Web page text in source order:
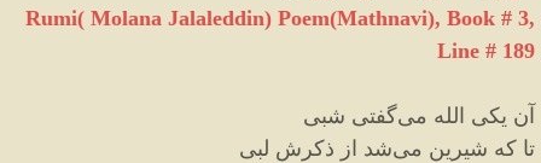
Rumi( Molana Jalaleddin) Poem(Mathnavi), Book # 3,
Line # 189
آن یکی الله میگفتی شبی
تا که شیرین میشد از ذکرش لبی